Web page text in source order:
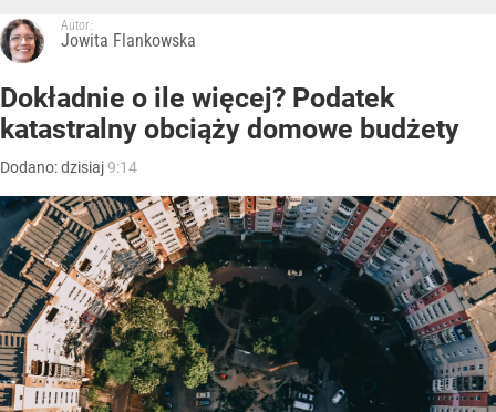
Autor:
Jowita Flankowska
Dokładnie o ile więcej? Podatek
katastralny obciąży domowe budżety
Dodano:dzisiaj9:14